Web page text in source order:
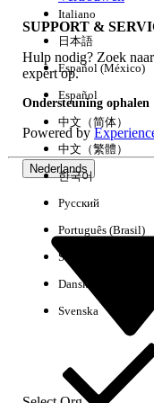
Hier zijn enkele zoektips
Controleer de spelling
SUPPORT &
Hulp nodig? Zoek
expert op.
Ondersteuning ophalen
Powered by
Nederlands
Italiano
日本語
Español (México)
Español
中文（简体）
中文（繁體）
한국어
Русский
Português (Brasil)
Suomi
Dansk
Svenska